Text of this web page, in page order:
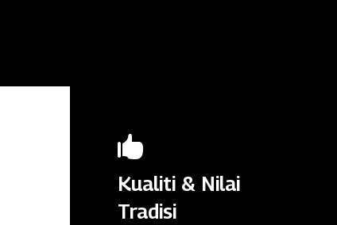

Kualiti & Nilai
Tradisi